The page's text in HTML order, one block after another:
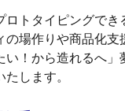
ロトタイピングでき
の場作りや商品化支
い！から造れるへ」
します。